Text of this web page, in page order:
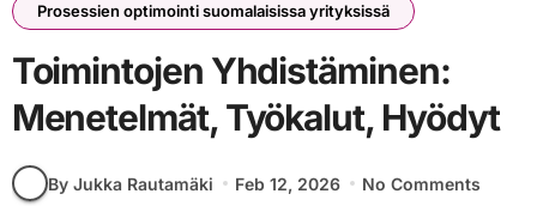
Prosessien optimointi suomalaisissa yrityksissä
Toimintojen Yhdistäminen:
Menetelmät, Työkalut, Hyödyt
By Jukka Rautamäki Feb 12, 2026 No Comments